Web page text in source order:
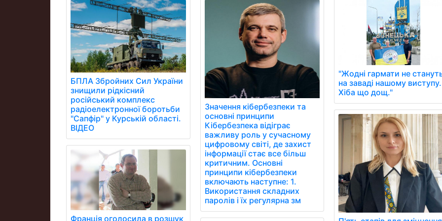
БПЛА Збройних Сил України
знищили рідкісний
російський комплекс
радіоелектронної боротьби
"Сапфір" у Курській області.
ВІДЕО
Франція оголосила в розшук
Значення кібербезпеки та
основні принципи
Кібербезпека відіграє
важливу роль у сучасному
цифровому світі, де захист
інформації стає все більш
критичним. Основні
принципи кібербезпеки
включають наступне: 1.
Використання складних
паролів і їх регулярна зм
"Жодні гармати не
на заваді нашому виступу.
Хіба що дощ."